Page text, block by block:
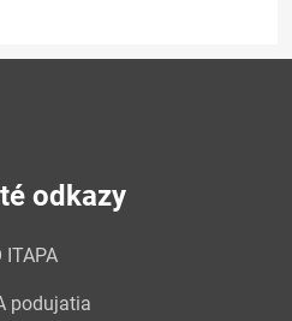
odkazy
ITAPA
podujatia